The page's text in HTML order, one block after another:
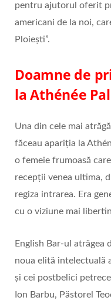
pentru ajutorul oferit
americani de la noi,
Ploiești”.
Doamne de
laAthénée
Una din cele mai
făceau apariția la
o femeie frumoasă
recepții venea ultima,
regiza intrarea. Era
cu o viziune mai
English Bar-ul atrăgea
noua elită intelectuală
și cei postbelici
Ion Barbu, Păstorel